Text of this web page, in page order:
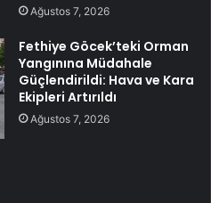
Ağustos 7, 2026
Fethiye Göcek’teki Orman
Yangınına Müdahale
Güçlendirildi: Hava ve Kara
Ekipleri Artırıldı
Ağustos 7, 2026